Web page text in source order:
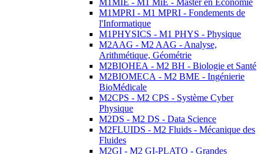
M1MIE - M1 MiE - Master en Economie
M1MPRI - M1 MPRI - Fondements de
l'Informatique
M1PHYSICS - M1 PHYS - Physique
M2AAG - M2 AAG - Analyse,
Arithmétique, Géométrie
M2BIOHEA - M2 BH - Biologie et Santé
M2BIOMECA - M2 BME - Ingénierie
BioMédicale
M2CPS - M2 CPS - Système Cyber
Physique
M2DS - M2 DS - Data Science
M2FLUIDS - M2 Fluids - Mécanique des
Fluides
M2GI - M2 GI-PLATO - Grandes